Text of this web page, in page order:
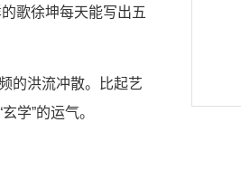
歌徐坤每天能写出五
的洪流冲散。比起艺
学”的运气。